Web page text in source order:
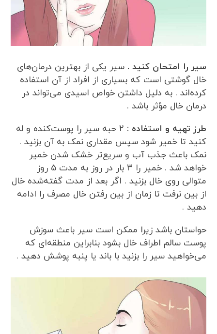
سیر را امتحان کنید . سیر یکی از بهترین درمان‌های
خال گوشتی است که بسیاری از افراد از آن استفاده
کرده‌اند . به دلیل داشتن خواص اسیدی می‌تواند در
درمان خال مؤثر باشد .
طرز تهیه و استفاده :
2 حبه سیر را پوست‌کنده و له
کنید تا خمیر شود سپس مقداری نمک به آن بزنید .
نمک باعث جذب آب و سریع‌تر خشک شدن خمیر
خواهد شد . خمیر را 3 بار در روز به مدت 5 روز
متوالی روی خال بزنید . اگر بعد از مدت گفته‌شده خال
از بین نرفت تا زمان از بین رفتن خال مصرف را ادامه
دهید .
حواستان باشد زیرا ممکن است سیر باعث سوزش
پوست سالم اطراف خال بشود بنابراین منطقه‌ای که
می‌خواهید سیر را بزنید با باند یا پنبه پوشش دهید .